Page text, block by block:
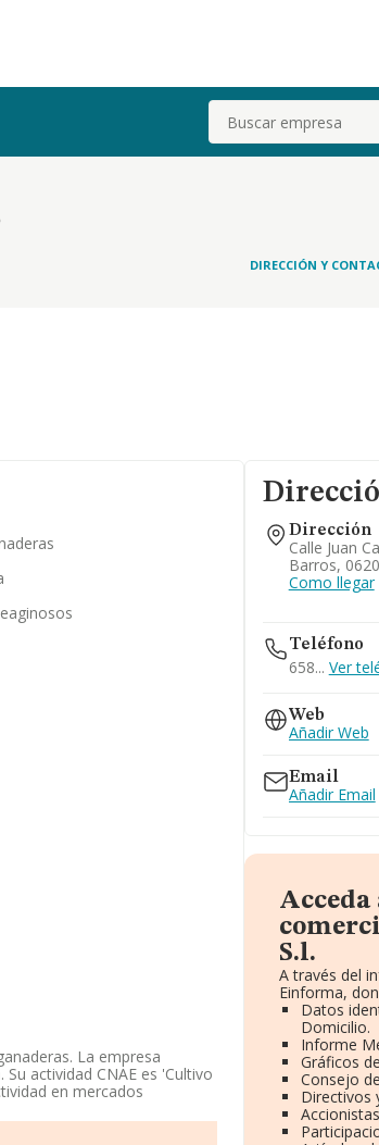
Buscar
DIRECCIÓN Y
La empresa
actividad CNAE es 'Cultivo
en mercados
Dirección
Calle Juan
Barros,
Como llegar
Teléfono
658... Ver
Web
Añadir Web
Email
Añadir Email
S.l.
A través del
Einforma,
Datos
Domicilio.
Informe
Gráficos
Consejo
Directivos